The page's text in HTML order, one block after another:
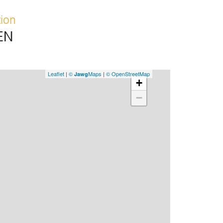
+
−
Leaflet |©JawgMaps |© OpenStreetMap